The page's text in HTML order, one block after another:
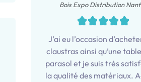
Bois Expo Distribution
J’ai eu l’occasion
claustras ainsi qu’une
parasol et je suis très
la qualité des matériaux.